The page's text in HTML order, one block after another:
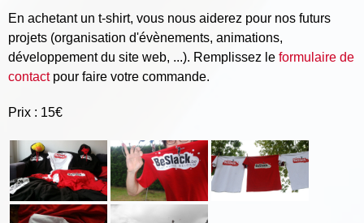
En achetant un t-shirt, vous nous aiderez pour nos futurs
projets (organisation d'évènements, animations,
développement du site web, ...). Remplissez le formulaire de
contactpour faire votre commande.
Prix : 15€